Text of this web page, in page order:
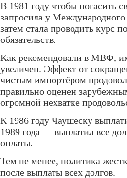
В 1981 году чтобы погасить
запросила у
затем стала проводить курс
обязательств.
Как рекомендовали в МВФ,
увеличен. Эффект от
чистым импортёром
правильно оценен
огромной нехватке
К 1986 году Чаушеску
1989 года — выплатил все
оплаты.
Тем не менее, политика
после выплаты всех долгов.